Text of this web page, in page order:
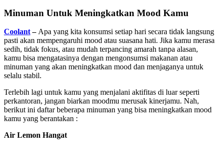
Minuman Untuk Meningkatkan Mood Kamu
Coolant–Apa yang kita konsumsi setiap hari secara tidak langsung
pasti akan mempengaruhi mood atau suasana hati. Jika kamu merasa
sedih, tidak fokus, atau mudah terpancing amarah tanpa alasan,
kamu bisa mengatasinya dengan mengonsumsi makanan atau
minuman yang akan meningkatkan mood dan menjaganya untuk
selalu stabil.
Terlebih lagi untuk kamu yang menjalani aktifitas di luar seperti
perkantoran, jangan biarkan moodmu merusak kinerjamu. Nah,
berikut ini daftar beberapa minuman yang bisa meningkatkan mood
kamu yang berantakan :
Air Lemon Hangat